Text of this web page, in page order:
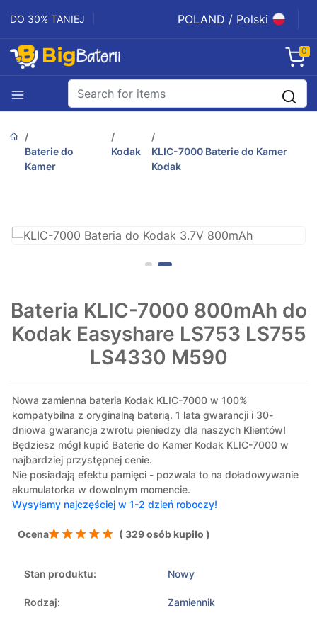
DO 30% TANIEJ POLAND / Polski
0
Baterie do
Kamer
Kodak
KLIC-7000 Baterie do Kamer
Kodak
Bateria KLIC-7000 800mAh do
Kodak Easyshare LS753 LS755
LS4330 M590
Nowa zamienna bateria Kodak KLIC-7000 w 100%
kompatybilna z oryginalną baterią. 1 lata gwarancji i 30-
dniowa gwarancja zwrotu pieniedzy dla naszych Klientów!
Będziesz mógł kupić Baterie do Kamer Kodak KLIC-7000 w
najbardziej przystępnej cenie.
Nie posiadają efektu pamięci - pozwala to na doładowywanie
akumulatorka w dowolnym momencie.
Wysyłamy najczęściej w 1-2 dzień roboczy!
Ocena ( 329 osób kupiło )
Stan produktu: Nowy
Rodzaj: Zamiennik